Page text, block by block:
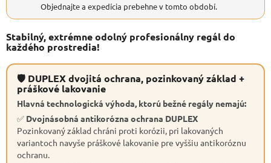
Objednajte a expedícia prebehne v tomto období.
Stabilný, extrémne odolný profesionálny regál do
každého prostredia!
🛡 DUPLEX dvojitá ochrana, pozinkovaný základ +
práškové lakovanie
Hlavná technologická výhoda, ktorú bežné regály nemajú:
✅ Dvojnásobná antikorózna ochrana DUPLEX
Pozinkovaný základ chráni proti korózii, pri lakovaných
variantoch navyše práškové lakovanie pre vyššiu antikoróznu
ochranu.